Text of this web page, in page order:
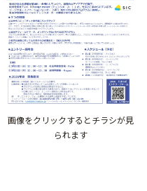
画像をクリックするとチラシが見
られます